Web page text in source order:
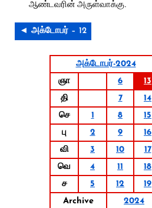
ஆண்டவரின் அருள்வாக்கு.
◄ அக்டோபர் – 12
அக்டோபர்-2024
ஞா
6 13
தி
7 14
செ
1 8 15
பு
2 9 16
வி
3 10 17
வெ
4 11 18
ச
5 12 19
Archive
2024